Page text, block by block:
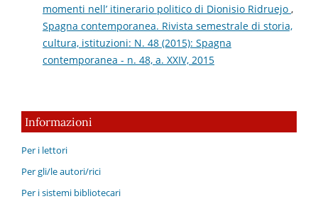
momenti nell’ itinerario politico di Dionisio Ridruejo ,
Spagna contemporanea. Rivista semestrale di storia,
cultura, istituzioni: N. 48 (2015): Spagna
contemporanea - n. 48, a. XXIV, 2015
Informazioni
Per i lettori
Per gli/le autori/rici
Per i sistemi bibliotecari